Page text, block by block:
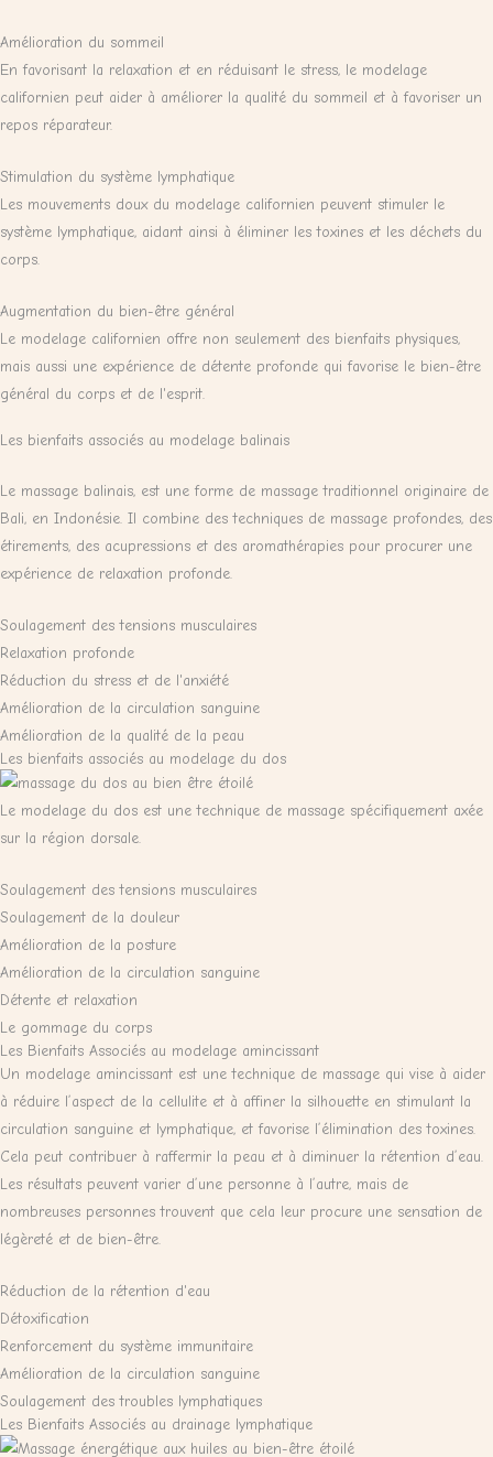
Amélioration du sommeil
En favorisant la relaxation et en réduisant le stress, le modelage
californien peut aider à améliorer la qualité du sommeil et à favoriser un
repos réparateur.
Stimulation du système lymphatique
Les mouvements doux du modelage californien peuvent stimuler le
système lymphatique, aidant ainsi à éliminer les toxines et les déchets du
corps.
Augmentation du bien-être général
Le modelage californien offre non seulement des bienfaits physiques,
mais aussi une expérience de détente profonde qui favorise le bien-être
général du corps et de l'esprit.
Les bienfaits associés au modelage balinais
Le massage balinais, est une forme de massage traditionnel originaire de
Bali, en Indonésie. Il combine des techniques de massage profondes, des
étirements, des acupressions et des aromathérapies pour procurer une
expérience de relaxation profonde.
Soulagement des tensions musculaires
Relaxation profonde
Réduction du stress et de l'anxiété
Amélioration de la circulation sanguine
Amélioration de la qualité de la peau
Les bienfaits associés au modelage du dos
Le modelage du dos est une technique de massage spécifiquement axée
sur la région dorsale.
Soulagement des tensions musculaires
Soulagement de la douleur
Amélioration de la posture
Amélioration de la circulation sanguine
Détente et relaxation
Le gommage du corps
Les Bienfaits Associés au modelage amincissant
Un modelage amincissant est une technique de massage qui vise à aider
à réduire l’aspect de la cellulite et à affiner la silhouette en stimulant la
circulation sanguine et lymphatique, et favorise l’élimination des toxines.
Cela peut contribuer à raffermir la peau et à diminuer la rétention d’eau.
Les résultats peuvent varier d’une personne à l’autre, mais de
nombreuses personnes trouvent que cela leur procure une sensation de
légèreté et de bien-être.
Réduction de la rétention d'eau
Détoxification
Renforcement du système immunitaire
Amélioration de la circulation sanguine
Soulagement des troubles lymphatiques
Les Bienfaits Associés au drainage lymphatique